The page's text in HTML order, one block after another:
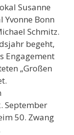
Susanne
Yvonne Bonn
Schmitz.
begeht,
Engagement
„Großen
September
50. Zwang